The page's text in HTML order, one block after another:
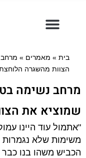
בית » מאמרים » מרחב
הצוות מהשגרה
מרחב נשימה
שמוציא את
"אתמול עוד היינו
משימות שלא נגמרות
הכביש משהו בנו